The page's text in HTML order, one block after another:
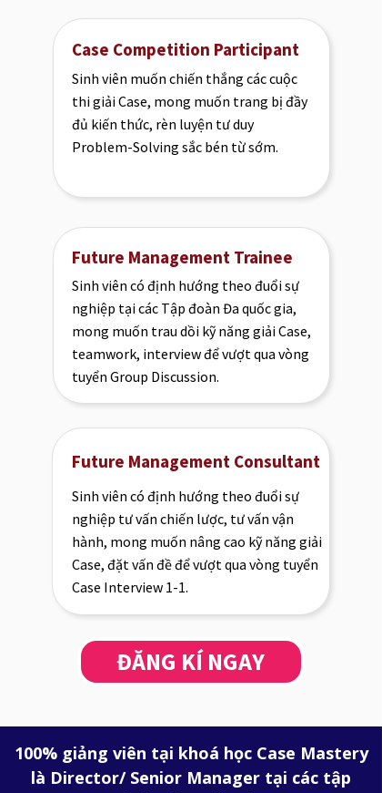
Sinh viên muốn chiến thắng các cuộc
thi giải Case, mong muốn trang bị đầy
đủ kiến thức, rèn luyện tư duy
Problem-Solving sắc bén từ sớm.
Case Competition Participant
Sinh viên có định hướng theo đuổi sự
nghiệp tại các Tập đoàn Đa quốc gia,
mong muốn trau dồi kỹ năng giải Case,
teamwork, interview để vượt qua vòng
tuyển Group Discussion.
Future Management Trainee
Sinh viên có định hướng theo đuổi sự
nghiệp tư vấn chiến lược, tư vấn vận
hành, mong muốn nâng cao kỹ năng giải
Case, đặt vấn đề để vượt qua vòng tuyển
Case Interview 1-1.
Future Management Consultant
ĐĂNG KÍ NGAY
100% giảng viên tại khoá học Case Mastery
là Director/ Senior Manager tại các tập